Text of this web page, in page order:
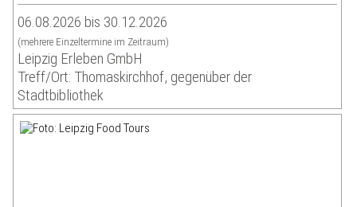
06.08.2026 bis 30.12.2026
(mehrere Einzeltermine im Zeitraum)
Leipzig Erleben GmbH
Treff/Ort: Thomaskirchhof, gegenüber der
Stadtbibliothek